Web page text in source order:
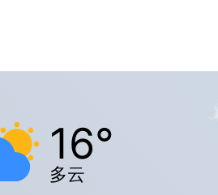
16°
多云